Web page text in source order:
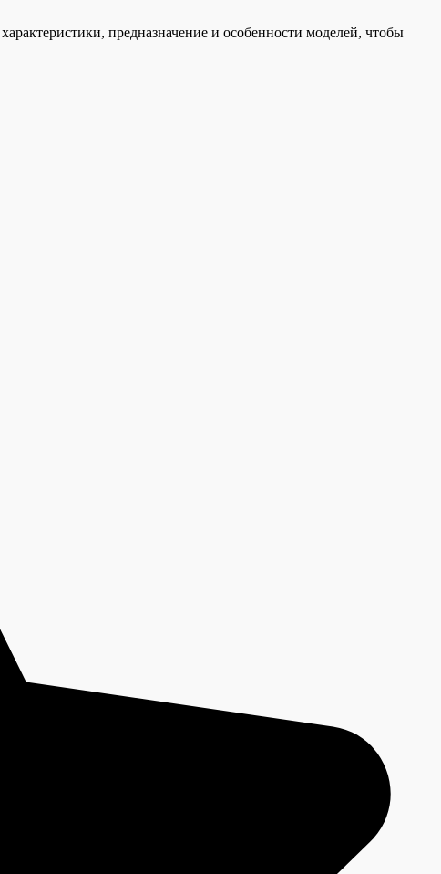
предназначение и особенности моделей, чтобы